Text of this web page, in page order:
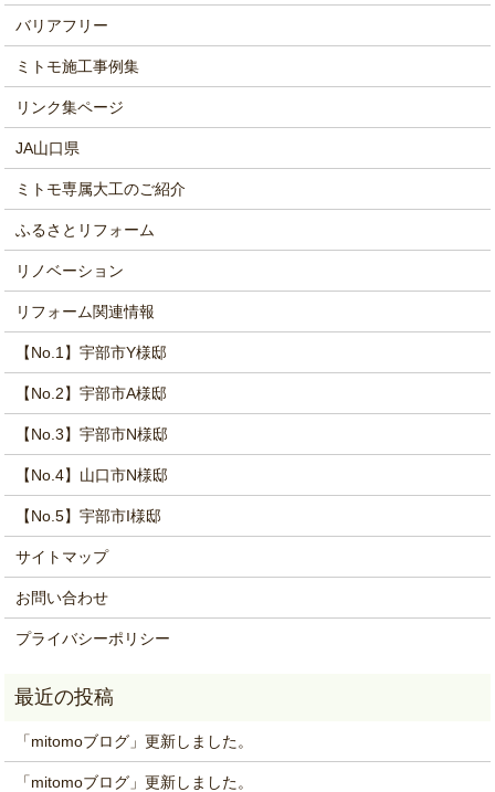
バリアフリー
ミトモ施工事例集
リンク集ページ
JA山口県
ミトモ専属大工のご紹介
ふるさとリフォーム
リノベーション
リフォーム関連情報
【No.1】宇部市Y様邸
【No.2】宇部市A様邸
【No.3】宇部市N様邸
【No.4】山口市N様邸
【No.5】宇部市I様邸
サイトマップ
お問い合わせ
プライバシーポリシー
「mitomoブログ」更新しました。
「mitomoブログ」更新しました。